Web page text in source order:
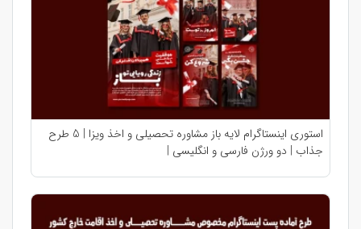
استوری اینستاگرام لایه باز مشاوره تحصیلی و اخذ ویزا | 5 طرح
جذاب | دو ورژن فارسی و انگلیسی |